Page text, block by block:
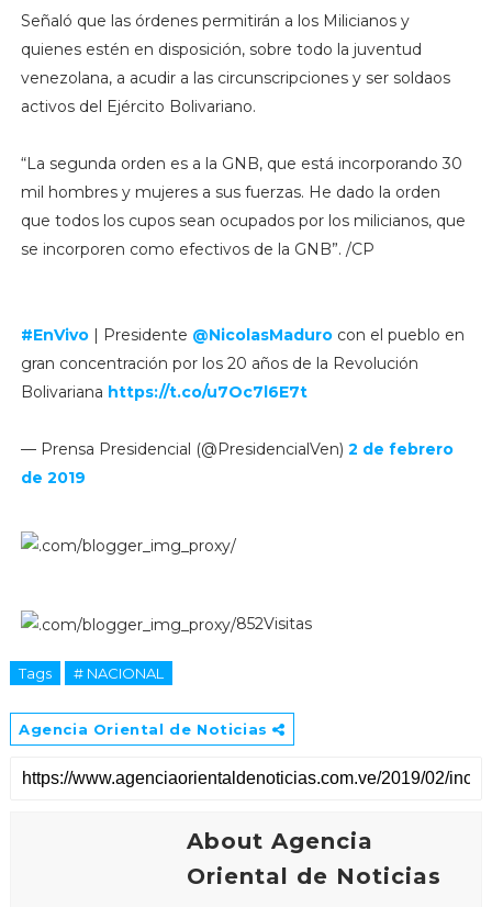
Señaló que las órdenes permitirán a los Milicianos y
quienes estén en disposición, sobre todo la juventud
venezolana, a acudir a las circunscripciones y ser soldaos
activos del Ejército Bolivariano.
“La segunda orden es a la GNB, que está incorporando 30
mil hombres y mujeres a sus fuerzas. He dado la orden
que todos los cupos sean ocupados por los milicianos, que
se incorporen como efectivos de la GNB”. /CP
#EnVivo| Presidente @NicolasMadurocon el pueblo en
gran concentración por los 20 años de la Revolución
Bolivariana https://t.co/u7Oc7l6E7t
— Prensa Presidencial (@PresidencialVen) 2 de febrero
de 2019
852Visitas
Tags # NACIONAL
Agencia Oriental de Noticias
About Agencia
Oriental de Noticias